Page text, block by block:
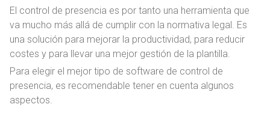
El control de presencia es por tanto una herramienta que
va mucho más allá de cumplir con la normativa legal. Es
una solución para mejorar la productividad, para reducir
costes y para llevar una mejor gestión de la plantilla.
Para elegir el mejor tipo de software de control de
presencia, es recomendable tener en cuenta algunos
aspectos.